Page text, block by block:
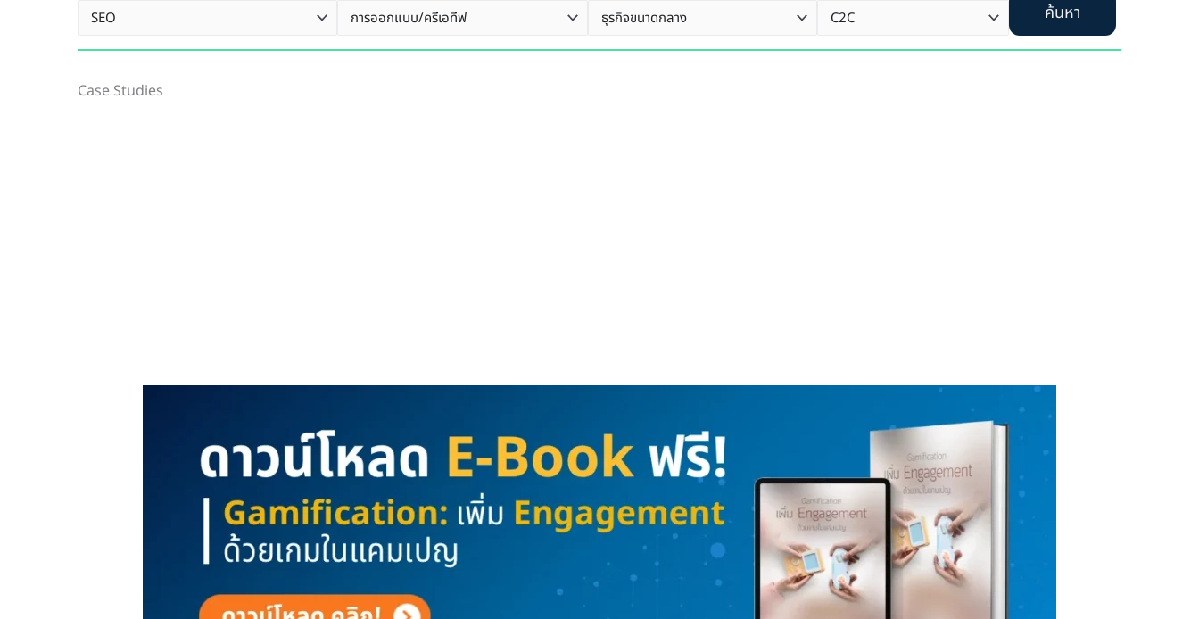
ค้นหา
Case Studies